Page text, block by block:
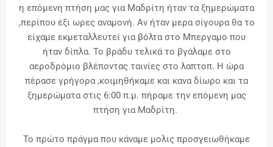
η επόμενη πτήση μας για Μαδρίτη ήταν τα ξημερώματα
,περίπου έξι ωρες αναμονή. Αν ήταν μερα σίγουρα θα το
είχαμε εκμεταλλευτεί για βόλτα στο Μπεργαμο που
ήταν δίπλα. Το βράδυ τελικά το βγάλαμε στο
αεροδρόμιο βλέποντας ταινίες στο λαπτοπ. Η ώρα
πέρασε γρήγορα ,κοιμηθήκαμε και κανα δίωρο και τα
ξημερώματα στις 6:00 π.μ. πήραμε την επόμενη μας
πτήση για Μαδρίτη.
Το πρώτο πράγμα που κάναμε μολις προσγειωθήκαμε